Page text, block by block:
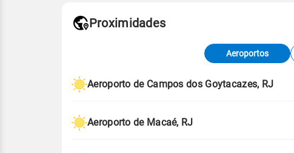
de Tempo e Estudos Climáticos (CPTEC).
Proximidades
Aeroportos
Aeroporto de Campos dos Goytacazes, RJ
Aeroporto de Macaé, RJ